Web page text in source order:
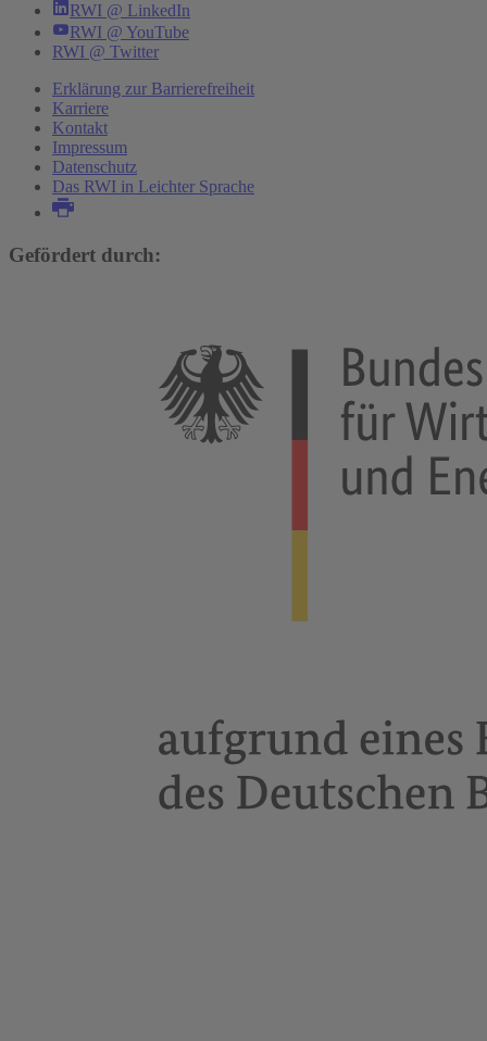
RWI @ LinkedIn
RWI @ YouTube
RWI @ Twitter
Erklärung zur Barrierefreiheit
Karriere
Kontakt
Impressum
Datenschutz
Das RWI in Leichter Sprache
Gefördert durch: